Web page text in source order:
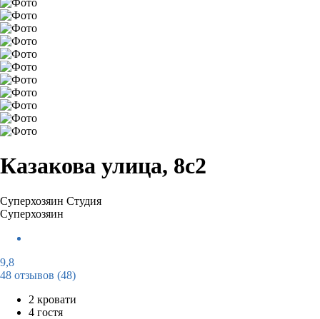
Казакова улица, 8с2
Суперхозяин Студия
Суперхозяин
9,8
48 отзывов (48)
2 кровати
4 гостя